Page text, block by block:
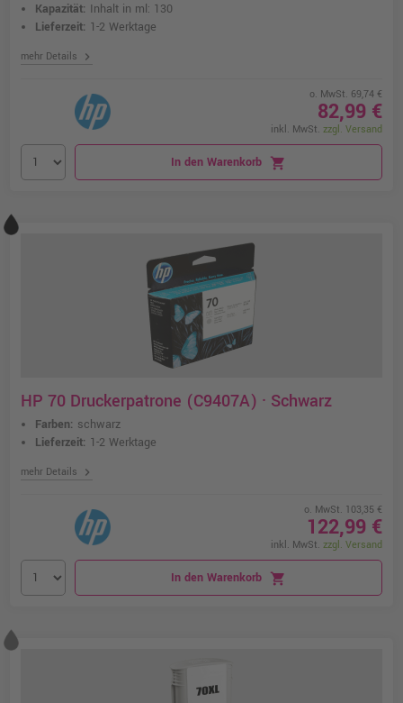
Kapazität: Inhalt in ml: 130
Lieferzeit: 1-2 Werktage
mehr Details chevron_right
o. MwSt. 69,74 €
82,99 €
inkl. MwSt. zzgl. Versand
In den Warenkorb shopping_cart
HP 70 Druckerpatrone (C9407A) · Schwarz
Farben: schwarz
Lieferzeit: 1-2 Werktage
mehr Details chevron_right
o. MwSt. 103,35 €
122,99 €
inkl. MwSt. zzgl. Versand
In den Warenkorb shopping_cart